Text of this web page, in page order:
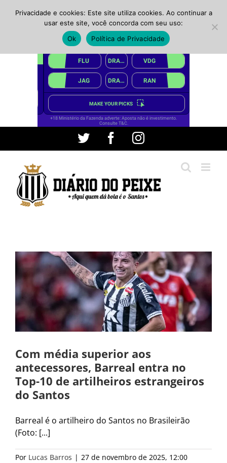
conteúdo
Twitter FacebookInstagram
Com média superior aos
antecessores, Barreal entra no
Top-10 de artilheiros estrangeiros
do Santos
Barreal é o artilheiro do Santos no Brasileirão
(Foto: [...]
Por Lucas Barros | 27 de novembro de 2025, 12:00
Privacidade e cookies: Este site utiliza cookies. Ao continuar a
usar este site, você concorda com seu uso:
Ok
Política de Privacidade